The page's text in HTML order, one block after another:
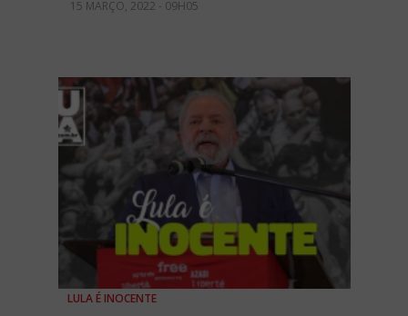
15 MARÇO, 2022 - 09H05
LULA É INOCENTE